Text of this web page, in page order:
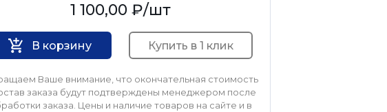
1 100,00 ₽/шт
В корзину Купить в 1 клик
Ваше внимание, что окончательная стоимость
заказа будут подтверждены менеджером после
заказа. Цены и наличие товаров на сайте и в